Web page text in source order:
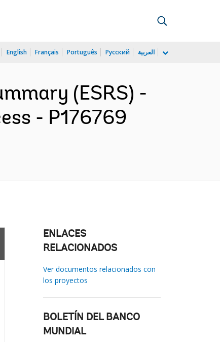
English Français Português Русский العربية
(ESRS) -
- P176769
ENLACES
RELACIONADOS
Ver documentos relacionados con
los proyectos
BOLETÍN DEL BANCO
MUNDIAL